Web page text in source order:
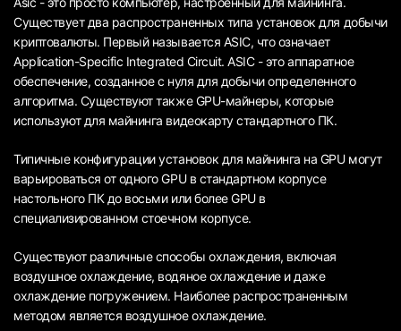
Существует два распространенных типа установок для добычи
криптовалюты. Первый называется ASIC, что означает
Application-Specific Integrated Circuit. ASIC - это аппаратное
обеспечение, созданное с нуля для добычи определенного
алгоритма. Существуют также GPU-майнеры, которые
используют для майнинга видеокарту стандартного ПК.
Типичные конфигурации установок для майнинга на GPU могут
варьироваться от одного GPU в стандартном корпусе
настольного ПК до восьми или более GPU в
специализированном стоечном корпусе.
Существуют различные способы охлаждения, включая
воздушное охлаждение, водяное охлаждение и даже
охлаждение погружением. Наиболее распространенным
методом является воздушное охлаждение.